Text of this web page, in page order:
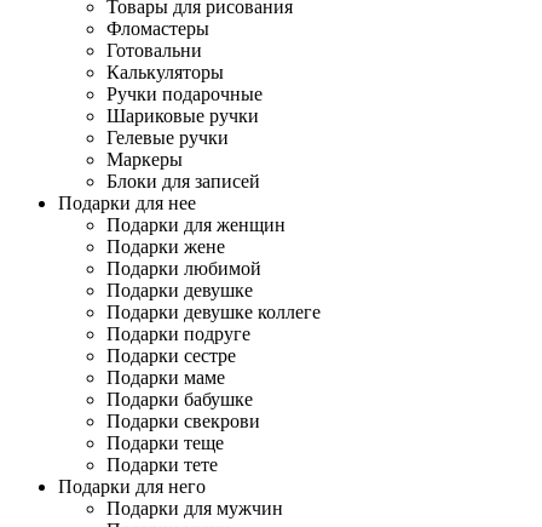
Товары для рисования
Фломастеры
Готовальни
Калькуляторы
Ручки подарочные
Шариковые ручки
Гелевые ручки
Маркеры
Блоки для записей
Подарки для нее
Подарки для женщин
Подарки жене
Подарки любимой
Подарки девушке
Подарки девушке коллеге
Подарки подруге
Подарки сестре
Подарки маме
Подарки бабушке
Подарки свекрови
Подарки теще
Подарки тете
Подарки для него
Подарки для мужчин